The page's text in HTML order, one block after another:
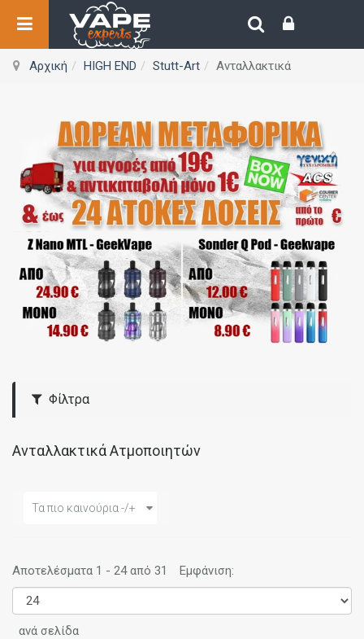
Αρχική HIGH END Stutt-Art Ανταλλακτικά
Φίλτρα
Ανταλλακτικά Ατμοποιητών
Τα πιο καινούρια -/+
Αποτελέσματα 1 - 24 από 31 Εμφάνιση:
ανά σελίδα